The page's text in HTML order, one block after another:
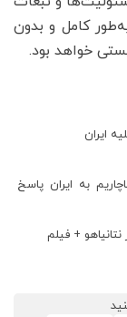
کامل و بدون
خواهد بود.
ایران
به ایران پاسخ
+ فیلم